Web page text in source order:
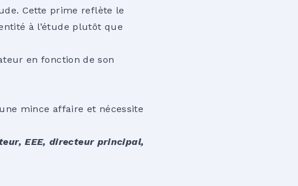
Cette prime reflète le
à l’étude plutôt que
en fonction de son
mince affaire et nécessite
EEE, directeur principal,